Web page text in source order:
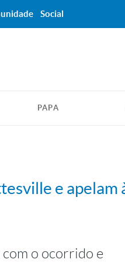
PAPA
e apelam
o ocorrido e
Social